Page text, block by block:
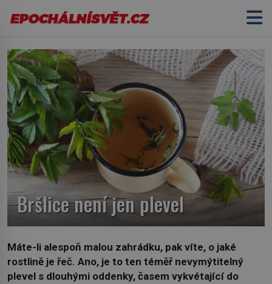
Bršlice není jen plevel
Máte-li alespoň malou zahrádku, pak víte, o jaké
rostlině je řeč. Ano, je to ten téměř nevymýtitelný
plevel s dlouhými oddenky, časem vykvétající do